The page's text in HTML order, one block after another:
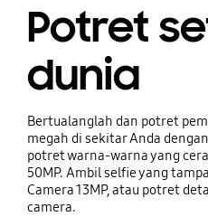
Potret
dunia
Bertualanglah dan potret
megah di sekitar Anda
potret warna-warna yang
50MP. Ambil selfie yang
Camera 13MP, atau potret
camera.